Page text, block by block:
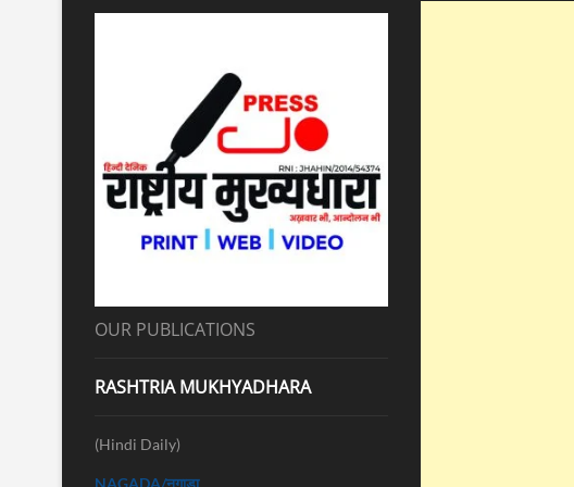
OUR PUBLICATIONS
RASHTRIA MUKHYADHARA
(Hindi Daily)
NAGADA/नगाड़ा